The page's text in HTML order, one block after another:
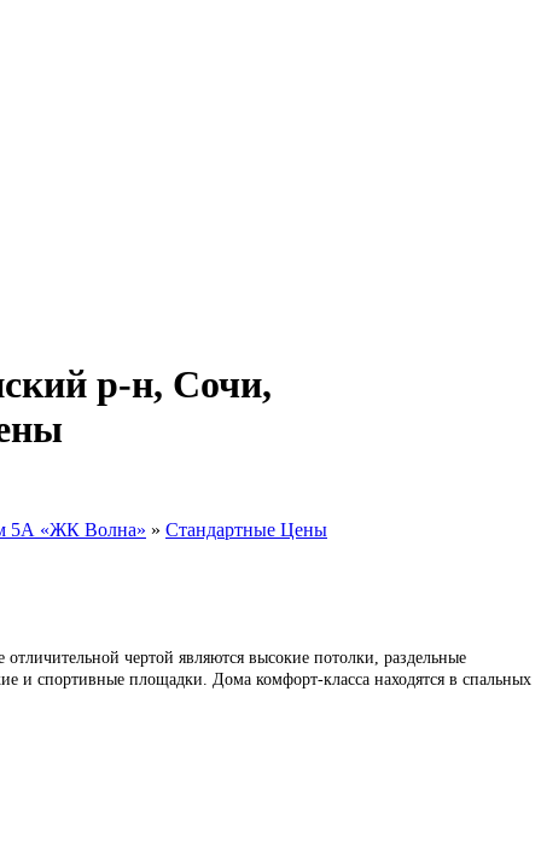
р-н, Сочи,
5А «ЖК Волна» » Стандартные Цены
чертой являются высокие потолки, раздельные
и спортивные площадки. Дома комфорт-класса находятся в спальных